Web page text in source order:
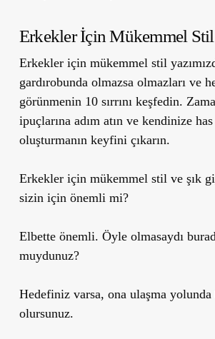
Erkekler İçin Mükemmel
Erkekler için mükemmel stil
gardırobunda olmazsa olmazları ve
görünmenin 10 sırrını keşfedin.
ipuçlarına adım atın ve kendinize
oluşturmanın keyfini çıkarın.
Erkekler için mükemmel stil ve şık
sizin için önemli mi?
Elbette önemli. Öyle olmasaydı
muydunuz?
Hedefiniz varsa, ona ulaşma yolunda
olursunuz.